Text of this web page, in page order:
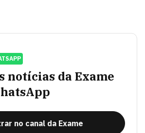
notícias da Exame
no canal da Exame